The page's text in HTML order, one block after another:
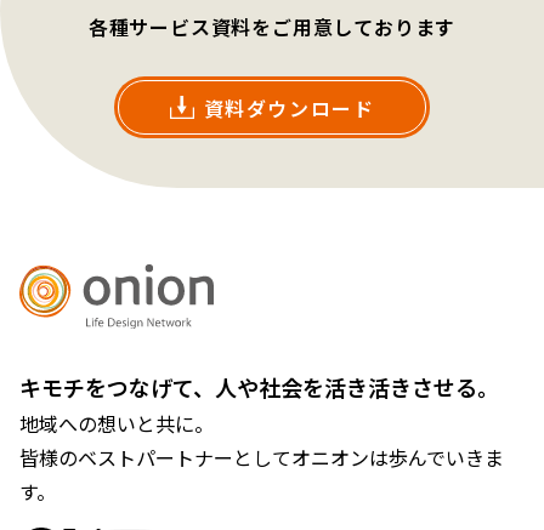
各種サービス資料をご用意しております
資料ダウンロード
キモチをつなげて、人や社会を活き活きさせる。
地域への想いと共に。
皆様のベストパートナーとしてオニオンは歩んでいきま
す。